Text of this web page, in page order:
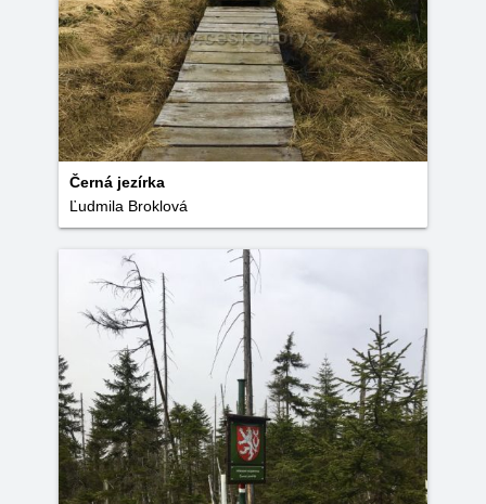
Černá jezírka
Ľudmila Broklová